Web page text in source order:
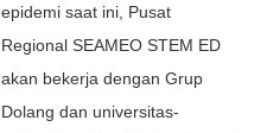
epidemi saat ini, Pusat
Regional SEAMEO STEM ED
akan bekerja dengan Grup
Dolang dan universitas-